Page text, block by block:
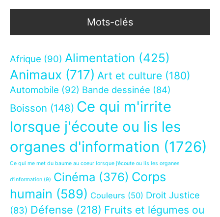
Mots-clés
Afrique (90) Alimentation (425)
Animaux (717) Art et culture (180)
Automobile (92) Bande dessinée (84)
Boisson (148) Ce qui m'irrite
lorsque j'écoute ou lis les
organes d'information (1726)
Ce qui me met du baume au coeur lorsque j’écoute ou lis les organes
d’information (9) Cinéma (376) Corps
humain (589) Couleurs (50) Droit Justice
(83) Défense (218) Fruits et légumes ou